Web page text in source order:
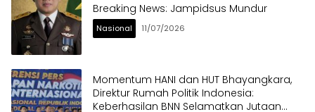
Breaking News: Jampidsus Mundur
Nasional 11/07/2026
Momentum HANI dan HUT Bhayangkara,
Direktur Rumah Politik Indonesia:
Keberhasilan BNN Selamatkan Jutaan